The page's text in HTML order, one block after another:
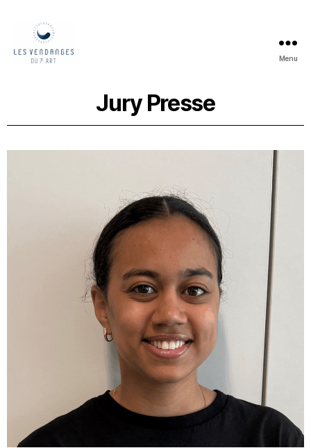
Menu
Jury Presse